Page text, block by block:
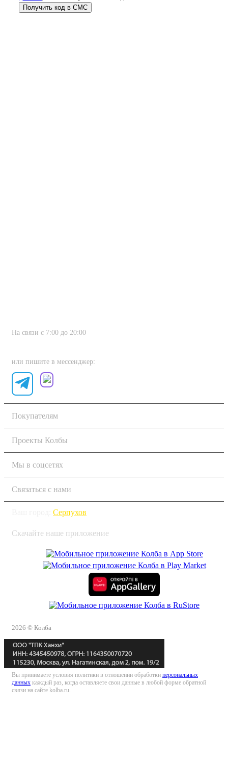
На связи с 7:00 до 20:00
или пишите в мессенджер:
Покупателям
Проекты Колбы
Мы в соцсетях
Связаться с нами
Серпухов
Скачайте наше приложение
2026 © Колба
Вы принимаете условия политики в отношении обработки персональных
данных каждый раз, когда оставляете свои данные в любой форме обратной
связи на сайте kolba.ru.